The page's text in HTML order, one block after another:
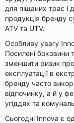
для піщаних трас
продукція бренду
ATV та UTV.
Особливу увагу
Посилені боковини
зменшити ризик
експлуатації в
бренду часто
відпочинку, а й у
угіддях та
Сьогодні Innova є